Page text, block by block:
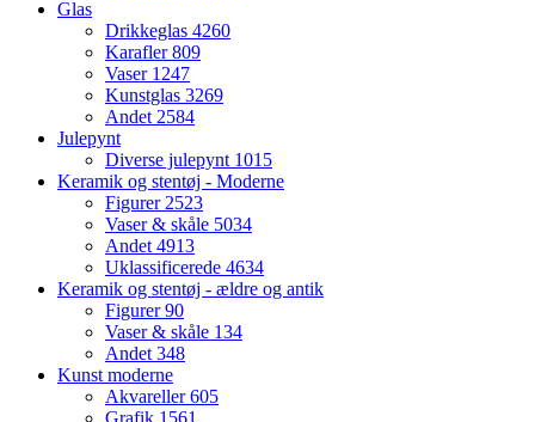
Glas
Drikkeglas 4260
Karafler809
Vaser 1247
Kunstglas 3269
Andet 2584
Julepynt
Diverse julepynt 1015
Keramik og stentøj - Moderne
Figurer 2523
Vaser & skåle 5034
Andet 4913
Uklassificerede 4634
Keramik og stentøj - ældre og antik
Figurer90
Vaser & skåle 134
Andet 348
Kunst moderne
Akvareller605